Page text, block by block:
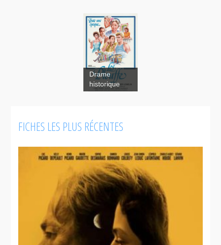
Drame
historique
FICHES LES PLUS RÉCENTES